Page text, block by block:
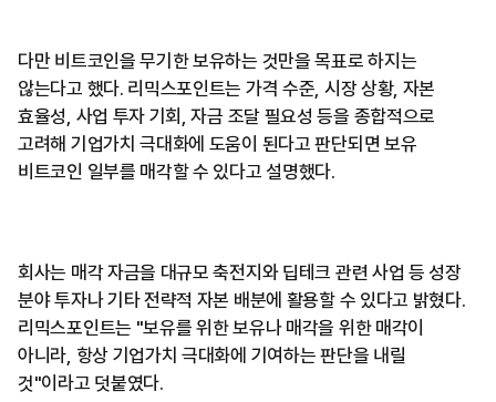
다만 비트코인을 무기한 보유하는 것만을 목표로 하지는
않는다고 했다. 리믹스포인트는 가격 수준, 시장 상황, 자본
효율성, 사업 투자 기회, 자금 조달 필요성 등을 종합적으로
고려해 기업가치 극대화에 도움이 된다고 판단되면 보유
비트코인 일부를 매각할 수 있다고 설명했다.
회사는 매각 자금을 대규모 축전지와 딥테크 관련 사업 등 성장
분야 투자나 기타 전략적 자본 배분에 활용할 수 있다고 밝혔다.
리믹스포인트는 "보유를 위한 보유나 매각을 위한 매각이
아니라, 항상 기업가치 극대화에 기여하는 판단을 내릴
것"이라고 덧붙였다.